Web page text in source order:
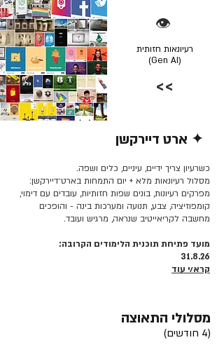
👁️
רעיונאות חזותית
(Gen AI)
>>
✦ ארט דיירקשן
כשרעיון צריך ידיים, עיניים, כלים ושפה.
מסלול רעיונאות מלא + יום התמחות בארט־דיירקשן:
מפרקים רעיונות, בונים שפות חזותיות, עובדים עם דימוי,
קומפוזיציה, צבע, תנועה ומערכות בינה - והופכים
מחשבה לקריאייטיב שנראה, מרגיש ועובד.
מועד פתיחת תוכנית הלימודים הקרובה:
31.8.26
קרא/י עוד
מסלולי התאוצה
(4 חודשים)